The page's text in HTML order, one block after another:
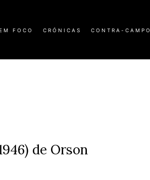
FOCO CRÓNICAS CONTRA-CAMPO
de Orson